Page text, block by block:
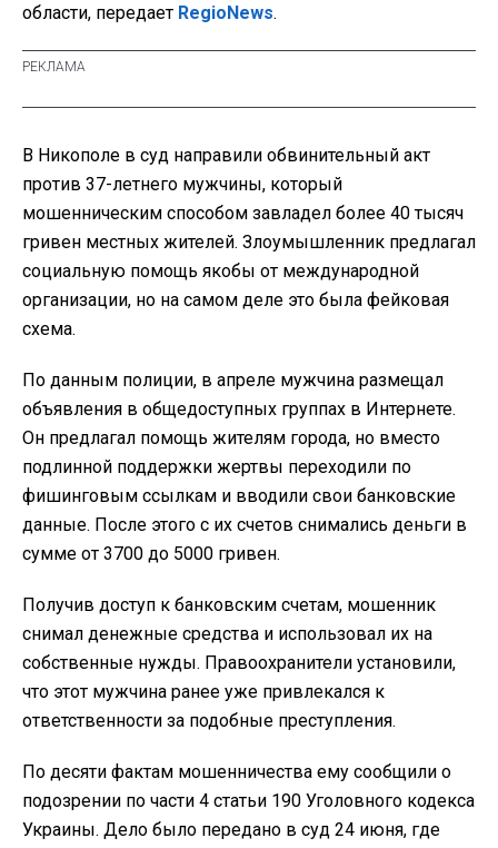
области, передает RegioNews.
В Никополе в суд направили обвинительный акт
против 37-летнего мужчины, который
мошенническим способом завладел более 40 тысяч
гривен местных жителей. Злоумышленник предлагал
социальную помощь якобы от международной
организации, но на самом деле это была фейковая
схема.
По данным полиции, в апреле мужчина размещал
объявления в общедоступных группах в Интернете.
Он предлагал помощь жителям города, но вместо
подлинной поддержки жертвы переходили по
фишинговым ссылкам и вводили свои банковские
данные. После этого с их счетов снимались деньги в
сумме от 3700 до 5000 гривен.
Получив доступ к банковским счетам, мошенник
снимал денежные средства и использовал их на
собственные нужды. Правоохранители установили,
что этот мужчина ранее уже привлекался к
ответственности за подобные преступления.
По десяти фактам мошенничества ему сообщили о
подозрении по части 4 статьи 190 Уголовного кодекса
Украины. Дело было передано в суд 24 июня, где